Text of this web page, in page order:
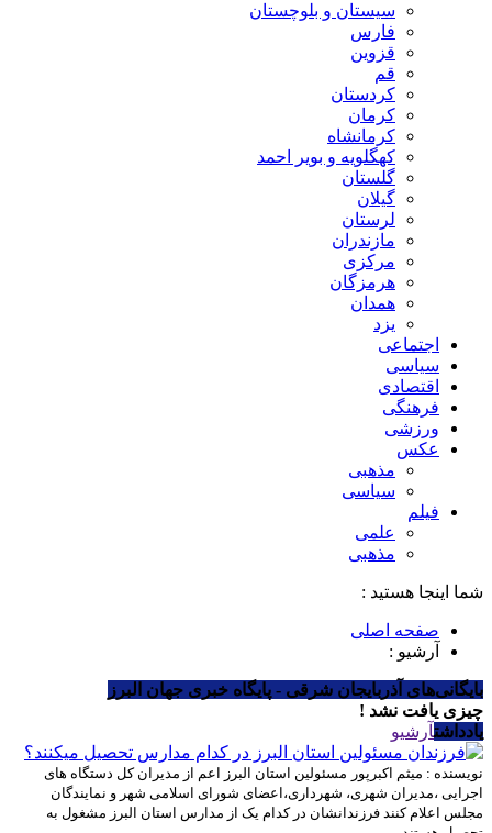
سیستان و بلوچستان
فارس
قزوین
قم
کردستان
کرمان
کرمانشاه
کهگلویه و بویر احمد
گلستان
گیلان
لرستان
مازندران
مرکزی
هرمزگان
همدان
یزد
اجتماعی
سیاسی
اقتصادی
فرهنگی
ورزشی
عکس
مذهبی
سیاسی
فیلم
علمی
مذهبی
شما اینجا هستید :
صفحه اصلی
آرشیو :
بایگانی‌های آذربایجان شرقی - پایگاه خبری جهان البرز
چیزی یافت نشد !
یادداشتآرشیو
نویسنده : میثم اکبرپور مسئولین استان البرز اعم از مدیران کل دستگاه های
اجرایی ،مدیران شهری، شهرداری،اعضای شورای اسلامی شهر و نمایندگان
مجلس اعلام کنند فرزندانشان در کدام یک از مدارس استان البرز مشغول به